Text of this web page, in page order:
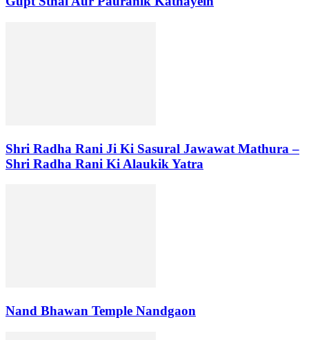
Shri Radha Rani Ji Ki Sasural Jawawat Mathura –
Shri Radha Rani Ki Alaukik Yatra
Nand Bhawan Temple Nandgaon